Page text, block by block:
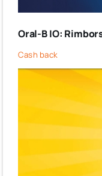
Oral-B IO:
Cash back